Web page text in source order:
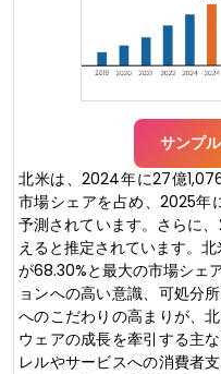
サンプ
北米は、2024年に27億
市場シェアを占め、2025年
予測されています。さらに
えると推定されています。
が68.30%と最大の市場シェ
ョンへの高い意識、可処分
へのこだわりの高まりが、
ウェアの成長を牽引する主
レルやサービスへの消費者